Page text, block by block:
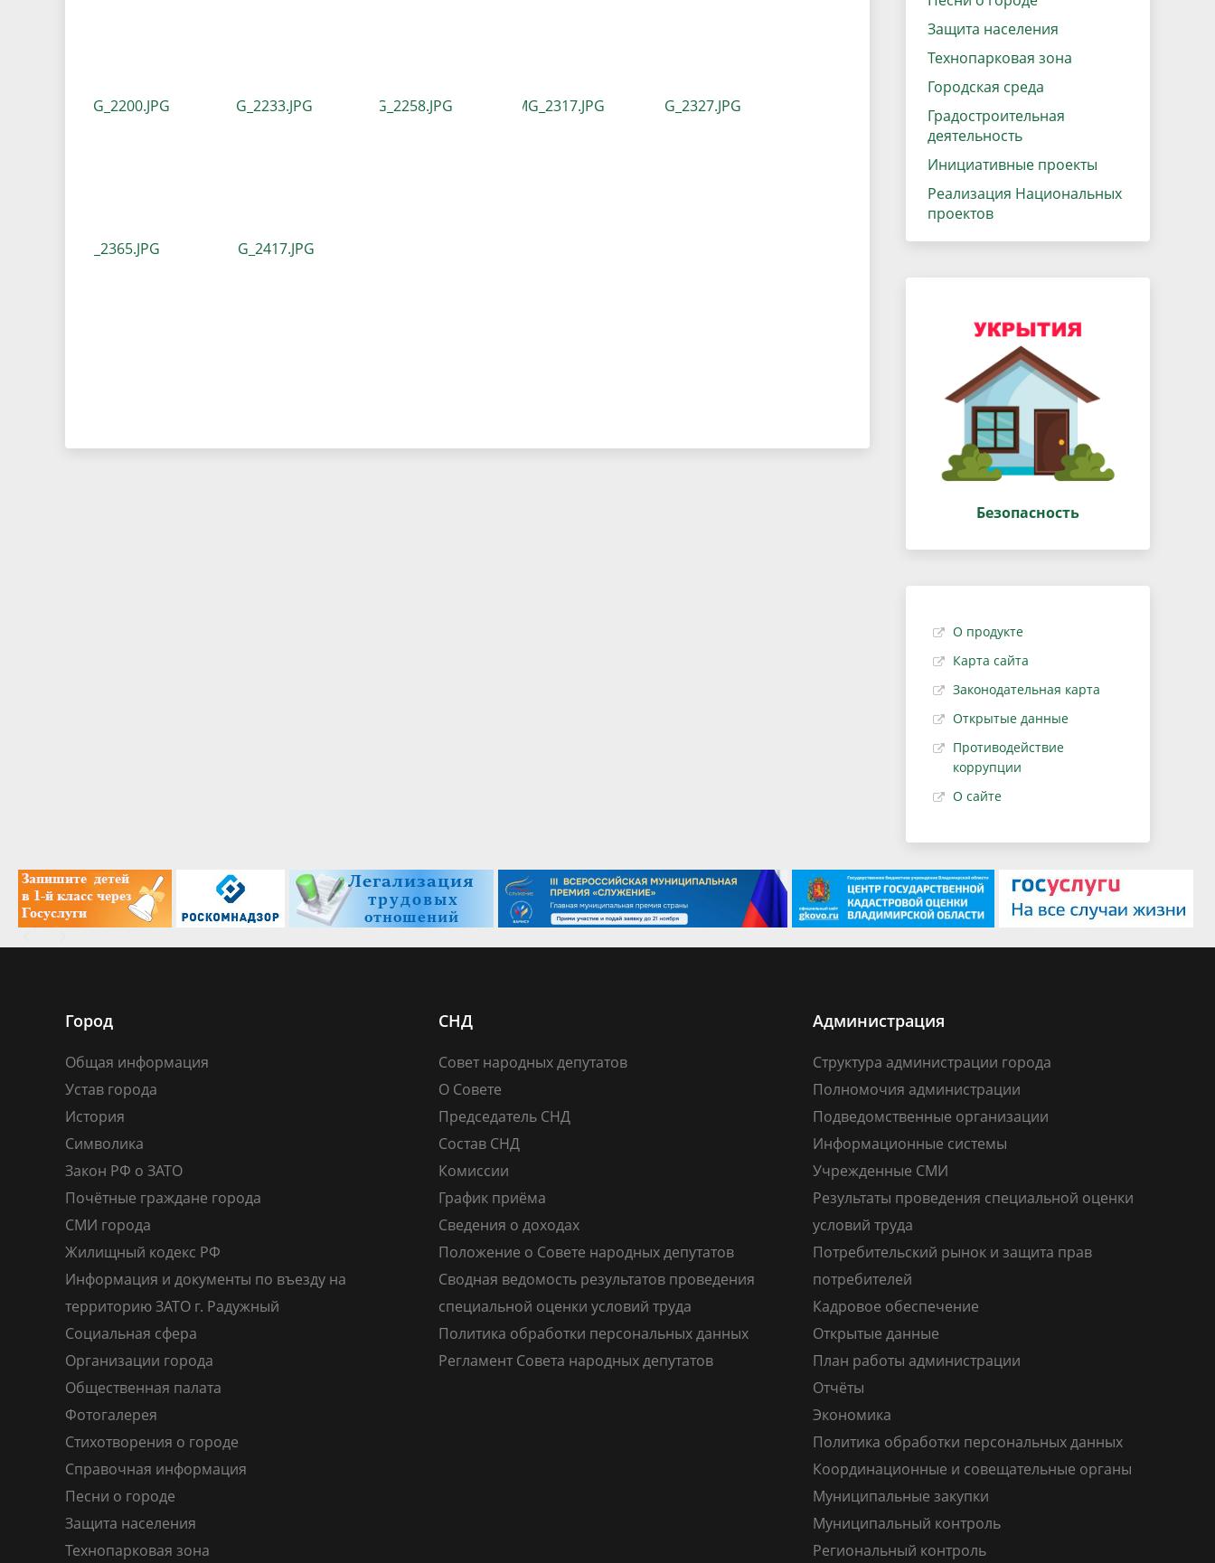
Защита населения
Технопарковая зона
Городская среда
Градостроительная
деятельность
Инициативные проекты
Реализация Национальных
проектов
Безопасность
О продукте
Карта сайта
Законодательная карта
Открытые данные
Противодействие
коррупции
О сайте
Город
Общая информация
Устав города
История
Символика
Закон РФ о ЗАТО
Почётные граждане города
СМИ города
Жилищный кодекс РФ
Информация и документы по въезду на
территорию ЗАТО г. Радужный
Социальная сфера
Организации города
Общественная палата
Фотогалерея
Стихотворения о городе
Справочная информация
Песни о городе
Защита населения
Технопарковая зона
СНД
Совет народных депутатов
О Совете
Председатель СНД
Состав СНД
Комиссии
График приёма
Сведения о доходах
Положение о Совете народных депутатов
Сводная ведомость результатов проведения
специальной оценки условий труда
Политика обработки персональных данных
Регламент Совета народных депутатов
Администрация
Структура администрации города
Полномочия администрации
Подведомственные организации
Информационные системы
Учрежденные СМИ
Результаты проведения специальной оценки
условий труда
Потребительский рынок и защита прав
потребителей
Кадровое обеспечение
Открытые данные
План работы администрации
Отчёты
Экономика
Политика обработки персональных данных
Координационные и совещательные органы
Муниципальные закупки
Муниципальный контроль
Региональный контроль